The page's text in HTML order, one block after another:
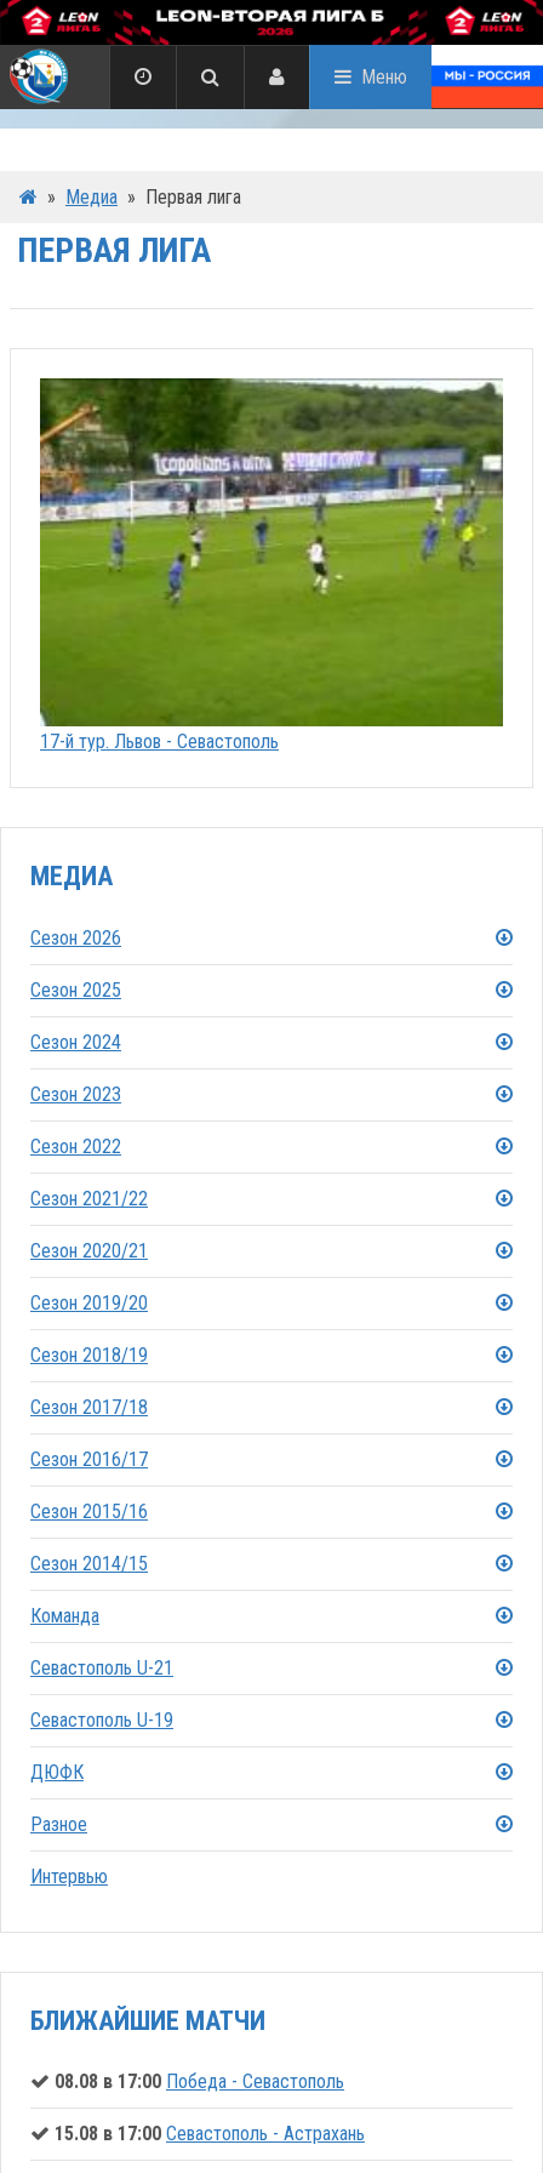
Меню
» Медиа » Первая лига
ПЕРВАЯ ЛИГА
17-й тур. Львов - Севастополь
МЕДИА
Сезон 2026
Сезон 2025
Сезон 2024
Сезон 2023
Сезон 2022
Сезон 2021/22
Сезон 2020/21
Сезон 2019/20
Сезон 2018/19
Сезон 2017/18
Сезон 2016/17
Сезон 2015/16
Сезон 2014/15
Команда
Севастополь U-21
Севастополь U-19
ДЮФК
Разное
Интервью
БЛИЖАЙШИЕ МАТЧИ
08.08 в 17:00 Победа - Севастополь
15.08 в 17:00 Севастополь - Астрахань